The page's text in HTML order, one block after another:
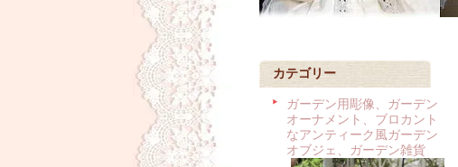
カテゴリー
ガーデン用彫像、ガーデン
オーナメント、ブロカント
なアンティーク風ガーデン
オブジェ、ガーデン雑貨